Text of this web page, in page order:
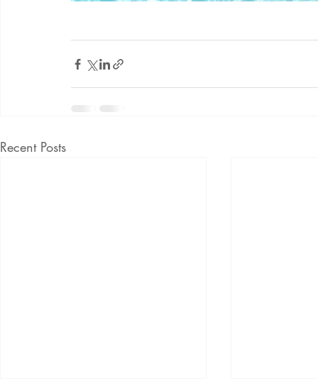
Recent Posts